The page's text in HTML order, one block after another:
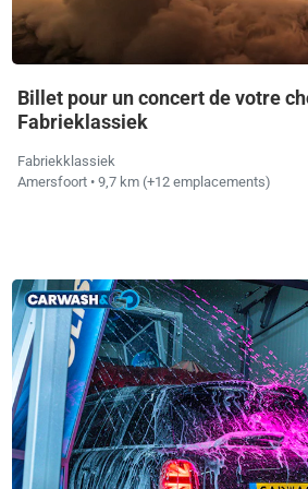
Billet pour un concert de votre
Fabrieklassiek
Fabriekklassiek
Amersfoort • 9,7 km (+12 emplacements)